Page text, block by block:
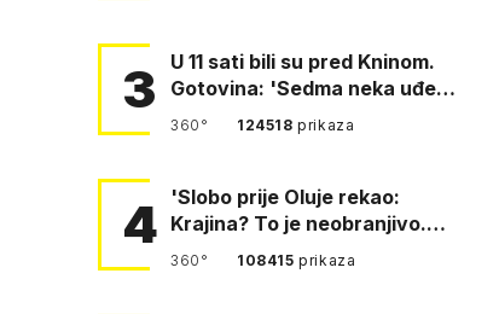
3
U 11 sati bili su pred Kninom.
Gotovina: 'Sedma neka uđe,
4. gardijska neka g…
360° 124518prikaza
4
'Slobo prije Oluje rekao:
Krajina? To je neobranjivo.
Tuđmana zvao Krivousti'
360° 108415prikaza